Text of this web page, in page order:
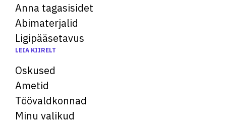
Anna tagasisidet
Abimaterjalid
Ligipääsetavus
LEIA KIIRELT
Oskused
Ametid
Töövaldkonnad
Minu valikud